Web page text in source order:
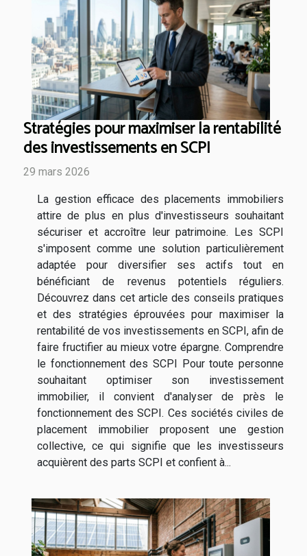
Stratégies pour maximiser la rentabilité
des investissements en SCPI
29 mars 2026
La gestion efficace des placements immobiliers
attire de plus en plus d'investisseurs souhaitant
sécuriser et accroître leur patrimoine. Les SCPI
s'imposent comme une solution particulièrement
adaptée pour diversifier ses actifs tout en
bénéficiant de revenus potentiels réguliers.
Découvrez dans cet article des conseils pratiques
et des stratégies éprouvées pour maximiser la
rentabilité de vos investissements en SCPI, afin de
faire fructifier au mieux votre épargne. Comprendre
le fonctionnement des SCPI Pour toute personne
souhaitant optimiser son investissement
immobilier, il convient d'analyser de près le
fonctionnement des SCPI. Ces sociétés civiles de
placement immobilier proposent une gestion
collective, ce qui signifie que les investisseurs
acquièrent des parts SCPI et confient à...